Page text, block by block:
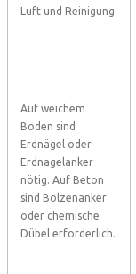
Luft und Reinigung.
Auf weichem
Boden sind
Erdnägel oder
Erdnagelanker
nötig. Auf Beton
sind Bolzenanker
oder chemische
Dübel erforderlich.